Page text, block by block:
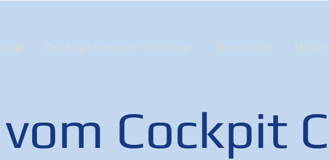
Coaching / Seminare / Workshops Bruno Dobler Medien
Cockpit